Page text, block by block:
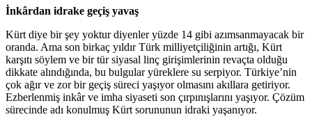
İnkârdan idrake geçiş yavaş
Kürt diye bir şey yoktur diyenler yüzde 14 gibi azımsanmayacak bir
oranda. Ama son birkaç yıldır Türk milliyetçiliğinin artığı, Kürt
karşıtı söylem ve bir tür siyasal linç girişimlerinin revaçta olduğu
dikkate alındığında, bu bulgular yüreklere su serpiyor. Türkiye’nin
çok ağır ve zor bir geçiş süreci yaşıyor olmasını akıllara getiriyor.
Ezberlenmiş inkâr ve imha siyaseti son çırpınışlarını yaşıyor. Çözüm
sürecinde adı konulmuş Kürt sorununun idraki yaşanıyor.